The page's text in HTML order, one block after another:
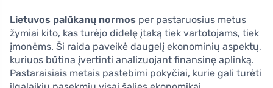
Lietuvos palūkanų normos per pastaruosius metus
žymiai kito, kas turėjo didelę įtaką tiek vartotojams, tiek
įmonėms. Ši raida paveikė daugelį ekonominių aspektų,
kuriuos būtina įvertinti analizuojant finansinę aplinką.
Pastaraisiais metais pastebimi pokyčiai, kurie gali turėti